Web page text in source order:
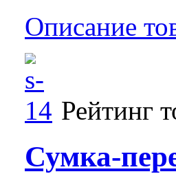
Описание
Рейтинг
Сумка-